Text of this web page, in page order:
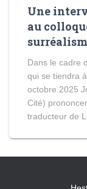
Une
au
Dans le cadre
qui se tiendra
octobre 2025
Cité)
traducteur de